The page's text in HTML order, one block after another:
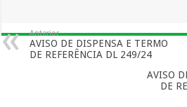
Anterior
AVISO DE DISPENSA E TERMO
DE REFERÊNCIA DL 249/24
AVISO
DE